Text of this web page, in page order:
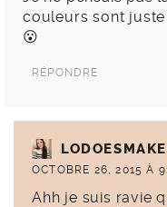
couleurs sont
😮
RÉPONDRE
OCTOBRE 26, 2015 À
Ahh je suis ravie